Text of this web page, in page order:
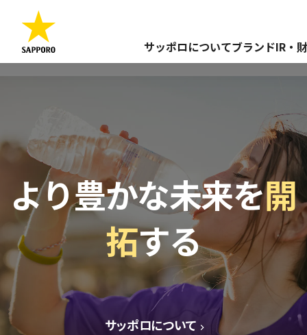
サッポロについてブランドIR・
より豊かな未来を開
拓する
サッポロについて